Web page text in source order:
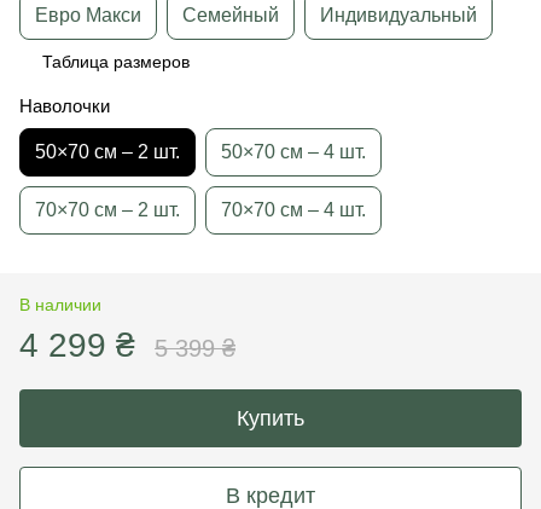
Евро Макси Семейный Индивидуальный
Таблица размеров
Наволочки
50×70 см – 2 шт. 50×70 см – 4 шт.
70×70 см – 2 шт. 70×70 см – 4 шт.
В наличии
4 299 ₴ 5 399 ₴
Купить
В кредит